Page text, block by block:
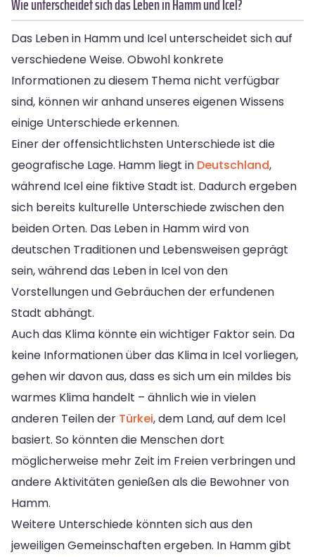
Das Leben in Hamm und Icel unterscheidet sich auf
verschiedene Weise. Obwohl konkrete
Informationen zu diesem Thema nicht verfügbar
sind, können wir anhand unseres eigenen Wissens
einige Unterschiede erkennen.
Einer der offensichtlichsten Unterschiede ist die
geografische Lage. Hamm liegt in Deutschland,
während Icel eine fiktive Stadt ist. Dadurch ergeben
sich bereits kulturelle Unterschiede zwischen den
beiden Orten. Das Leben in Hamm wird von
deutschen Traditionen und Lebensweisen geprägt
sein, während das Leben in Icel von den
Vorstellungen und Gebräuchen der erfundenen
Stadt abhängt.
Auch das Klima könnte ein wichtiger Faktor sein. Da
keine Informationen über das Klima in Icel vorliegen,
gehen wir davon aus, dass es sich um ein mildes bis
warmes Klima handelt – ähnlich wie in vielen
anderen Teilen der Türkei, dem Land, auf dem Icel
basiert. So könnten die Menschen dort
möglicherweise mehr Zeit im Freien verbringen und
andere Aktivitäten genießen als die Bewohner von
Hamm.
Weitere Unterschiede könnten sich aus den
jeweiligen Gemeinschaften ergeben. In Hamm gibt